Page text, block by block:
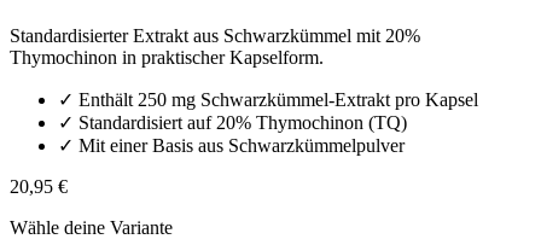
Standardisierter Extrakt aus Schwarzkümmel mit 20%
Thymochinon in praktischer Kapselform.
✓ Enthält 250 mg Schwarzkümmel-Extrakt pro Kapsel
✓ Standardisiert auf 20% Thymochinon (TQ)
✓ Mit einer Basis aus Schwarzkümmelpulver
20,95 €
Wähle deine Variante